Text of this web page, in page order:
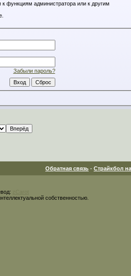
функциям администратора или к другим
Забыли пароль?
Обратная связь - Страйкбол
собственностью.